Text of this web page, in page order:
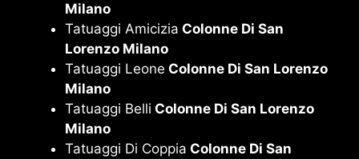
Milano
Tatuaggi Amicizia Colonne Di San
Lorenzo Milano
Tatuaggi Leone Colonne Di San Lorenzo
Milano
Tatuaggi Belli Colonne Di San Lorenzo
Milano
Tatuaggi Di Coppia Colonne Di San